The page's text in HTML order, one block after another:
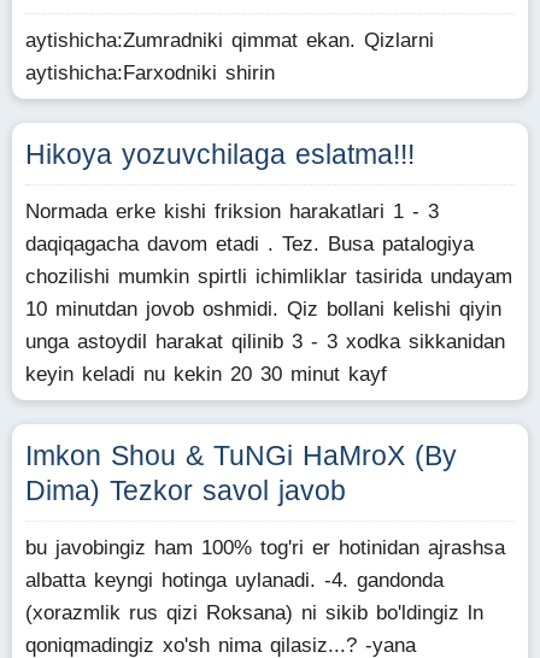
aytishicha:Zumradniki qimmat ekan. Qizlarni
aytishicha:Farxodniki shirin
Hikoya yozuvchilaga eslatma!!!
Normada erke kishi friksion harakatlari 1 - 3
daqiqagacha davom etadi . Tez. Busa patalogiya
chozilishi mumkin spirtli ichimliklar tasirida undayam
10 minutdan jovob oshmidi. Qiz bollani kelishi qiyin
unga astoydil harakat qilinib 3 - 3 xodka sikkanidan
keyin keladi nu kekin 20 30 minut kayf
Imkon Shou & TuNGi HaMroX (By
Dima) Tezkor savol javob
bu javobingiz ham 100% tog'ri er hotinidan ajrashsa
albatta keyngi hotinga uylanadi. -4. gandonda
(xorazmlik rus qizi Roksana) ni sikib bo'ldingiz ln
qoniqmadingiz xo'sh nima qilasiz...? -yana